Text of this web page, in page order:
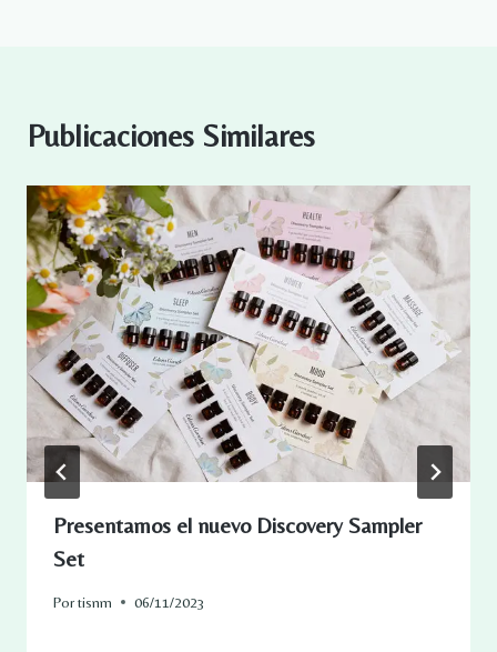
Publicaciones Similares
Presentamos el nuevo Discovery Sampler
Set
Portisnm 06/11/2023